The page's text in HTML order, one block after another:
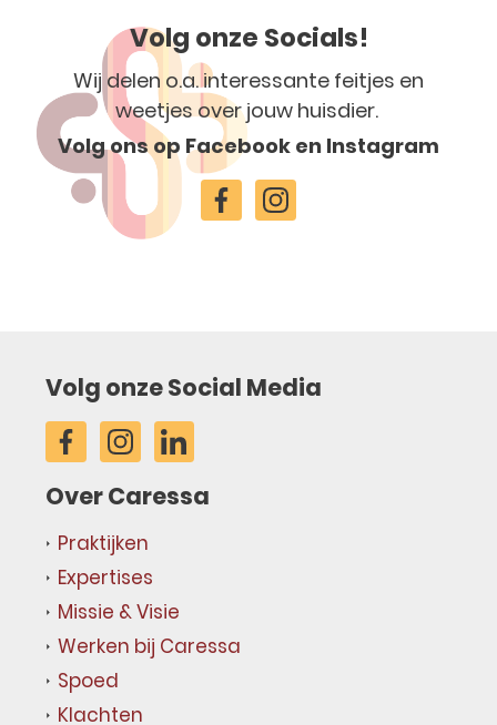
Volg onze Socials!
Wij delen o.a. interessante feitjes en
weetjes over jouw huisdier.
Volg ons op Facebook en Instagram
Volg onze Social Media
Over Caressa
Praktijken
Expertises
Missie & Visie
Werken bij Caressa
Spoed
Klachten